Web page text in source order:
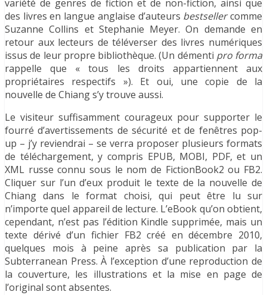
variété de genres de fiction et de non-fiction, ainsi que
des livres en langue anglaise d’auteurs bestsellercomme
Suzanne Collins et Stephanie Meyer. On demande en
retour aux lecteurs de téléverser des livres numériques
issus de leur propre bibliothèque. (Un démenti pro forma
rappelle que « tous les droits appartiennent aux
propriétaires respectifs »). Et oui, une copie de la
nouvelle de Chiang s’y trouve aussi.
Le visiteur suffisamment courageux pour supporter le
fourré d’avertissements de sécurité et de fenêtres pop-
up – j’y reviendrai – se verra proposer plusieurs formats
de téléchargement, y compris EPUB, MOBI, PDF, et un
XML russe connu sous le nom de FictionBook2 ou FB2.
Cliquer sur l’un d’eux produit le texte de la nouvelle de
Chiang dans le format choisi, qui peut être lu sur
n’importe quel appareil de lecture. L’eBook qu’on obtient,
cependant, n’est pas l’édition Kindle supprimée, mais un
texte dérivé d’un fichier FB2 créé en décembre 2010,
quelques mois à peine après sa publication par la
Subterranean Press. À l’exception d’une reproduction de
la couverture, les illustrations et la mise en page de
l’original sont absentes.